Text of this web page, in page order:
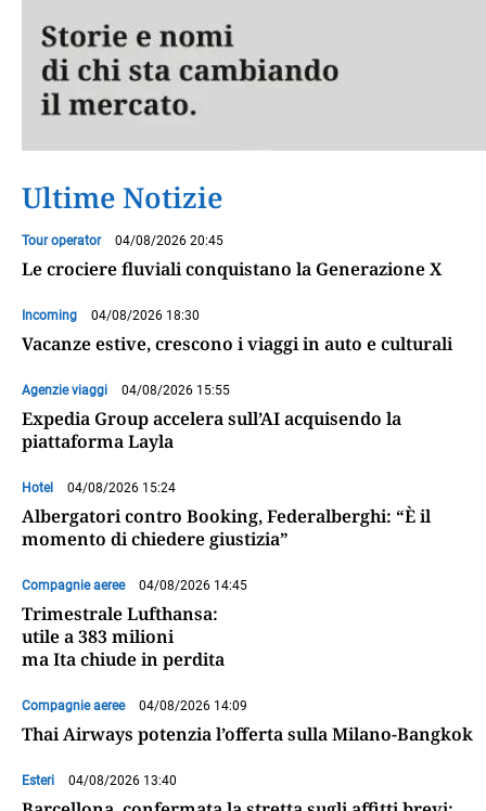
Ultime Notizie
Tour operator 04/08/2026 20:45
Le crociere fluviali conquistano la Generazione X
Incoming 04/08/2026 18:30
Vacanze estive, crescono i viaggi in auto e culturali
Agenzie viaggi 04/08/2026 15:55
Expedia Group accelera sull’AI acquisendo la
piattaforma Layla
Hotel 04/08/2026 15:24
Albergatori contro Booking, Federalberghi: “È il
momento di chiedere giustizia”
Compagnie aeree 04/08/2026 14:45
Trimestrale Lufthansa:
utile a 383 milioni
ma Ita chiude in perdita
Compagnie aeree 04/08/2026 14:09
Thai Airways potenzia l’offerta sulla Milano-Bangkok
Esteri 04/08/2026 13:40